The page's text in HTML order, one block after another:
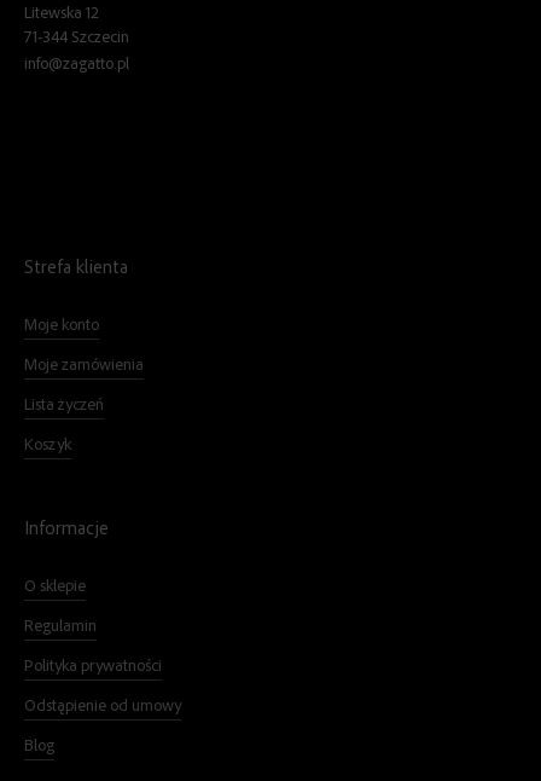
Litewska 12
71-344 Szczecin
info@zagatto.pl
Strefa klienta
Moje konto
Moje zamówienia
Lista życzeń
Koszyk
Informacje
O sklepie
Regulamin
Polityka prywatności
Odstąpienie od umowy
Blog